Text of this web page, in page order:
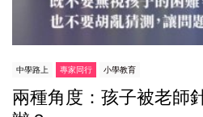
中學路上 專家同行 小學教育
兩種角度：孩子被老師